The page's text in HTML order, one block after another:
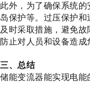
此外，为了确保系统
岛保护等。过压保护
及时采取措施，避免
防止对人员和设备造成
三、总结
储能变流器能实现电